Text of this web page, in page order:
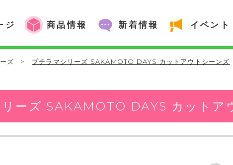
ジ 商品情報 新着情報 イベント
ズ > プチラマシリーズ SAKAMOTO DAYS カットアウトシーンズ
ーズ SAKAMOTO DAYS カットア